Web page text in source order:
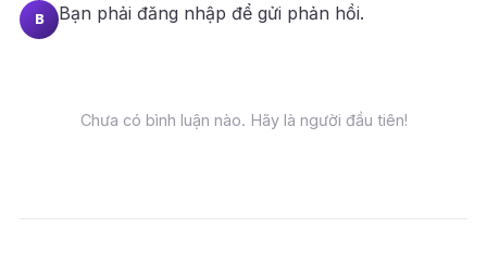
B Bạn phải đăng nhập để gửi phản hồi.
Chưa có bình luận nào. Hãy là người đầu tiên!